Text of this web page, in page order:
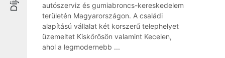
autószerviz és gumiabroncs-kereskedelem
területén Magyarországon. A családi
alapítású vállalat két korszerű telephelyet
üzemeltet Kiskőrösön valamint Kecelen,
ahol a legmodernebb ...